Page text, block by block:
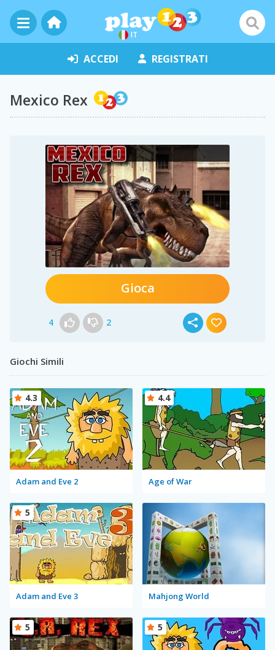
IT
ACCEDI REGISTRATI
Mexico Rex
Gioca
4 2
Giochi Simili
Adam and Eve 2
4.3
Age of War
4.4
Adam and Eve 3
5
Mahjong World
5 5